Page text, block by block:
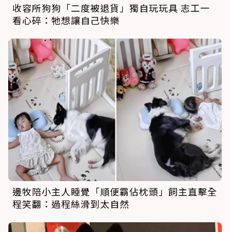
收容所狗狗「二度被退貨」獨自玩玩具 志工一
看心碎：牠想讓自己快樂
邊牧陪小主人睡覺「順便霸佔枕頭」飼主直擊全
程笑翻：過程絲滑到太自然